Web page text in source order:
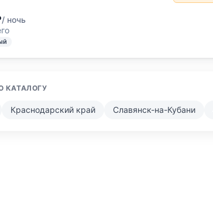
/ ночь
КАТАЛОГУ
Краснодарский край Славянск-на-Кубани